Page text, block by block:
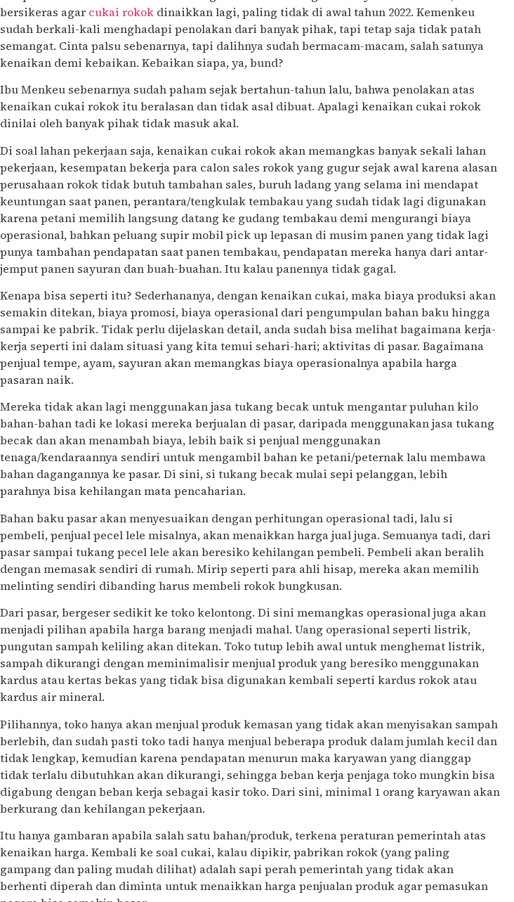
bersikeras agar cukai rokok dinaikkan lagi, paling tidak di awal tahun 2022. Kemenkeu
sudah berkali-kali menghadapi penolakan dari banyak pihak, tapi tetap saja tidak patah
semangat. Cinta palsu sebenarnya, tapi dalihnya sudah bermacam-macam, salah satunya
kenaikan demi kebaikan. Kebaikan siapa, ya, bund?
Ibu Menkeu sebenarnya sudah paham sejak bertahun-tahun lalu, bahwa penolakan atas
kenaikan cukai rokok itu beralasan dan tidak asal dibuat. Apalagi kenaikan cukai rokok
dinilai oleh banyak pihak tidak masuk akal.
Di soal lahan pekerjaan saja, kenaikan cukai rokok akan memangkas banyak sekali lahan
pekerjaan, kesempatan bekerja para calon sales rokok yang gugur sejak awal karena alasan
perusahaan rokok tidak butuh tambahan sales, buruh ladang yang selama ini mendapat
keuntungan saat panen, perantara/tengkulak tembakau yang sudah tidak lagi digunakan
karena petani memilih langsung datang ke gudang tembakau demi mengurangi biaya
operasional, bahkan peluang supir mobil pick up lepasan di musim panen yang tidak lagi
punya tambahan pendapatan saat panen tembakau, pendapatan mereka hanya dari antar-
jemput panen sayuran dan buah-buahan. Itu kalau panennya tidak gagal.
Kenapa bisa seperti itu? Sederhananya, dengan kenaikan cukai, maka biaya produksi akan
semakin ditekan, biaya promosi, biaya operasional dari pengumpulan bahan baku hingga
sampai ke pabrik. Tidak perlu dijelaskan detail, anda sudah bisa melihat bagaimana kerja-
kerja seperti ini dalam situasi yang kita temui sehari-hari; aktivitas di pasar. Bagaimana
penjual tempe, ayam, sayuran akan memangkas biaya operasionalnya apabila harga
pasaran naik.
Mereka tidak akan lagi menggunakan jasa tukang becak untuk mengantar puluhan kilo
bahan-bahan tadi ke lokasi mereka berjualan di pasar, daripada menggunakan jasa tukang
becak dan akan menambah biaya, lebih baik si penjual menggunakan
tenaga/kendaraannya sendiri untuk mengambil bahan ke petani/peternak lalu membawa
bahan dagangannya ke pasar. Di sini, si tukang becak mulai sepi pelanggan, lebih
parahnya bisa kehilangan mata pencaharian.
Bahan baku pasar akan menyesuaikan dengan perhitungan operasional tadi, lalu si
pembeli, penjual pecel lele misalnya, akan menaikkan harga jual juga. Semuanya tadi, dari
pasar sampai tukang pecel lele akan beresiko kehilangan pembeli. Pembeli akan beralih
dengan memasak sendiri di rumah. Mirip seperti para ahli hisap, mereka akan memilih
melinting sendiri dibanding harus membeli rokok bungkusan.
Dari pasar, bergeser sedikit ke toko kelontong. Di sini memangkas operasional juga akan
menjadi pilihan apabila harga barang menjadi mahal. Uang operasional seperti listrik,
pungutan sampah keliling akan ditekan. Toko tutup lebih awal untuk menghemat listrik,
sampah dikurangi dengan meminimalisir menjual produk yang beresiko menggunakan
kardus atau kertas bekas yang tidak bisa digunakan kembali seperti kardus rokok atau
kardus air mineral.
Pilihannya, toko hanya akan menjual produk kemasan yang tidak akan menyisakan sampah
berlebih, dan sudah pasti toko tadi hanya menjual beberapa produk dalam jumlah kecil dan
tidak lengkap, kemudian karena pendapatan menurun maka karyawan yang dianggap
tidak terlalu dibutuhkan akan dikurangi, sehingga beban kerja penjaga toko mungkin bisa
digabung dengan beban kerja sebagai kasir toko. Dari sini, minimal 1 orang karyawan akan
berkurang dan kehilangan pekerjaan.
Itu hanya gambaran apabila salah satu bahan/produk, terkena peraturan pemerintah atas
kenaikan harga. Kembali ke soal cukai, kalau dipikir, pabrikan rokok (yang paling
gampang dan paling mudah dilihat) adalah sapi perah pemerintah yang tidak akan
berhenti diperah dan diminta untuk menaikkan harga penjualan produk agar pemasukan